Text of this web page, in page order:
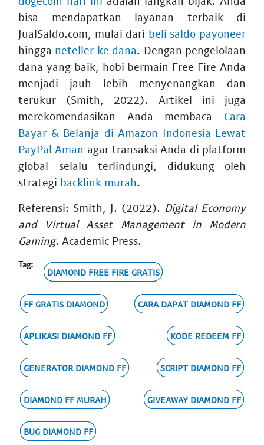
bisa mendapatkan layanan terbaik di
JualSaldo.com, mulai dari beli saldo payoneer
hingga neteller ke dana. Dengan pengelolaan
dana yang baik, hobi bermain Free Fire Anda
menjadi jauh lebih menyenangkan dan
terukur (Smith, 2022). Artikel ini juga
merekomendasikan Anda membaca Cara
Bayar & Belanja di Amazon Indonesia Lewat
PayPal Aman agar transaksi Anda di platform
global selalu terlindungi, didukung oleh
strategi backlink murah.
Referensi: Smith, J. (2022). Digital Economy
and Virtual Asset Management in Modern
Gaming. Academic Press.
Tag:
DIAMOND FREE FIRE GRATIS
FF GRATIS DIAMOND CARA DAPAT DIAMOND FF
APLIKASI DIAMOND FF KODE REDEEM FF
GENERATOR DIAMOND FF SCRIPT DIAMOND FF
DIAMOND FF MURAH GIVEAWAY DIAMOND FF
BUG DIAMOND FF